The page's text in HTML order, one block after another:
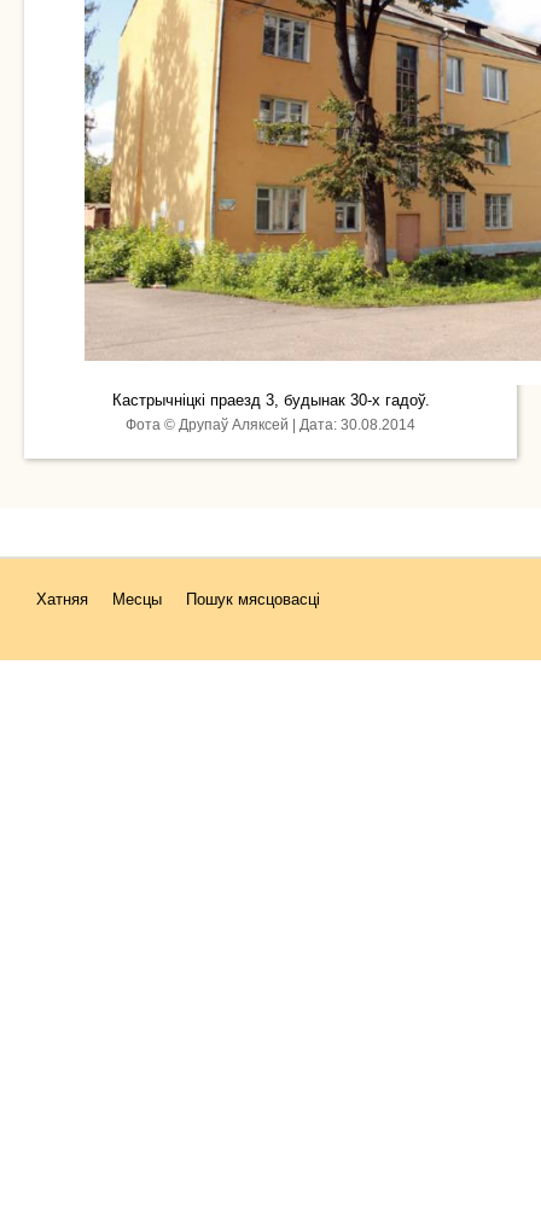
Кастрычніцкі праезд 3, будынак 30-х гадоў.
Фота © Друпаў Аляксей | Дата: 30.08.2014
Хатняя Месцы Пошук мясцовасці